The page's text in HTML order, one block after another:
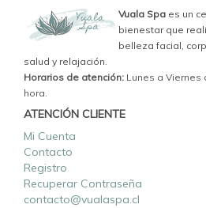
Vuala Spa es un
bienestar que
belleza facial,
salud y relajación.
Horarios de atención: Lunes a Viernes
hora.
ATENCIÓN CLIENTE
Mi Cuenta
Contacto
Registro
Recuperar Contraseña
contacto@vualaspa.cl